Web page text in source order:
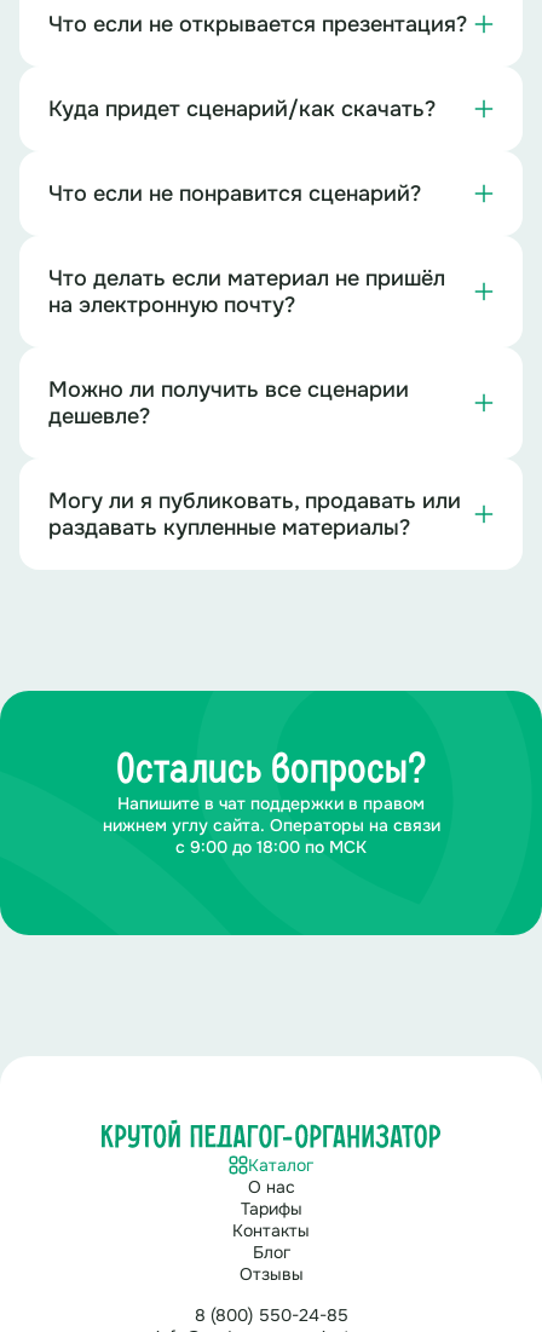
Что если не открывается презентация?
Куда придет сценарий/как скачать?
Что если не понравится сценарий?
Что делать если материал не пришёл
на электронную почту?
Можно ли получить все сценарии
дешевле?
Могу ли я публиковать, продавать или
раздавать купленные материалы?
Остались вопросы?
Напишите в чат поддержки в правом
нижнем углу сайта. Операторы на связи
с 9:00 до 18:00 по МСК
Каталог
О нас
Тарифы
Контакты
Блог
Отзывы
8 (800) 550-24-85